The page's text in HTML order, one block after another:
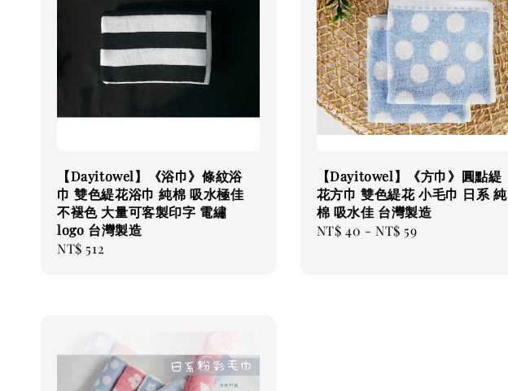
【Dayitowel】《浴巾》條紋浴
巾 雙色緹花浴巾 純棉 吸水極佳
不褪色 大量可客製印字 電繡
logo 台灣製造
Regular
NT$ 512
【Dayitowel】《方巾》圓點緹
花方巾 雙色緹花 小毛巾 日系 純
棉 吸水佳 台灣製造
Regular
NT$ 40 - NT$ 59